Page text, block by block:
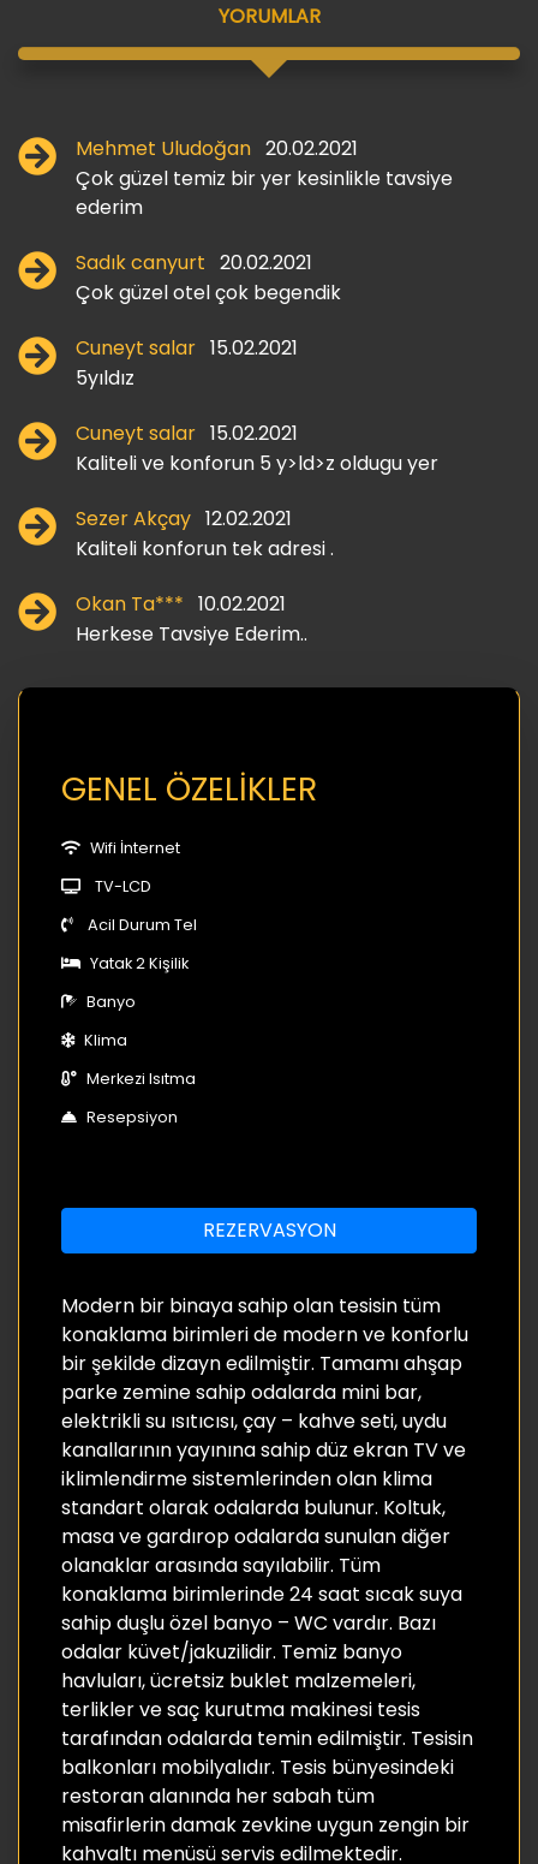
YORUMLAR
Mehmet Uludoğan 20.02.2021
Çok güzel temiz bir yer kesinlikle tavsiye
ederim
Sadık canyurt 20.02.2021
Çok güzel otel çok begendik
Cuneyt salar 15.02.2021
5yıldız
Cuneyt salar 15.02.2021
Kaliteli ve konforun 5 y>ld>z oldugu yer
Sezer Akçay 12.02.2021
Kaliteli konforun tek adresi .
Okan Ta*** 10.02.2021
Herkese Tavsiye Ederim..
GENEL ÖZELİKLER
Wifi İnternet
TV-LCD
Acil Durum Tel
Yatak 2 Kişilik
Banyo
Klima
Merkezi Isıtma
Resepsiyon
REZERVASYON
Modern bir binaya sahip olan tesisin tüm
konaklama birimleri de modern ve konforlu
bir şekilde dizayn edilmiştir. Tamamı ahşap
parke zemine sahip odalarda mini bar,
elektrikli su ısıtıcısı, çay – kahve seti, uydu
kanallarının yayınına sahip düz ekran TV ve
iklimlendirme sistemlerinden olan klima
standart olarak odalarda bulunur. Koltuk,
masa ve gardırop odalarda sunulan diğer
olanaklar arasında sayılabilir. Tüm
konaklama birimlerinde 24 saat sıcak suya
sahip duşlu özel banyo – WC vardır. Bazı
odalar küvet/jakuzilidir. Temiz banyo
havluları, ücretsiz buklet malzemeleri,
terlikler ve saç kurutma makinesi tesis
tarafından odalarda temin edilmiştir. Tesisin
balkonları mobilyalıdır. Tesis bünyesindeki
restoran alanında her sabah tüm
misafirlerin damak zevkine uygun zengin bir
kahvaltı menüsü servis edilmektedir.